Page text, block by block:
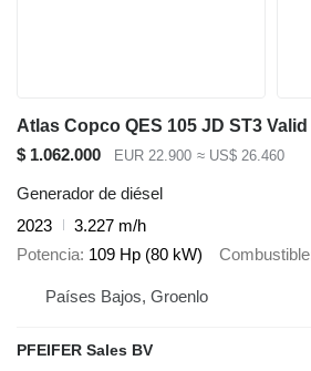
$ 1.062.000 EUR 22.900 ≈ US$ 26.460
Generador de diésel
2023
3.227 m/h
Potencia 109 Hp (80 kW) Combustible
Países Bajos, Groenlo
PFEIFER Sales BV